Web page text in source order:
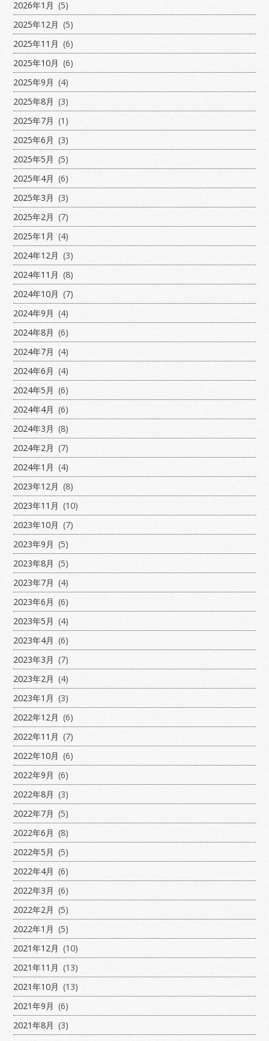
2026年1月 (5)
2025年12月 (5)
2025年11月 (6)
2025年10月 (6)
2025年9月 (4)
2025年8月 (3)
2025年7月 (1)
2025年6月 (3)
2025年5月 (5)
2025年4月 (6)
2025年3月 (3)
2025年2月 (7)
2025年1月 (4)
2024年12月 (3)
2024年11月 (8)
2024年10月 (7)
2024年9月 (4)
2024年8月 (6)
2024年7月 (4)
2024年6月 (4)
2024年5月 (6)
2024年4月 (6)
2024年3月 (8)
2024年2月 (7)
2024年1月 (4)
2023年12月 (8)
2023年11月 (10)
2023年10月 (7)
2023年9月 (5)
2023年8月 (5)
2023年7月 (4)
2023年6月 (6)
2023年5月 (4)
2023年4月 (6)
2023年3月 (7)
2023年2月 (4)
2023年1月 (3)
2022年12月 (6)
2022年11月 (7)
2022年10月 (6)
2022年9月 (6)
2022年8月 (3)
2022年7月 (5)
2022年6月 (8)
2022年5月 (5)
2022年4月 (6)
2022年3月 (6)
2022年2月 (5)
2022年1月 (5)
2021年12月 (10)
2021年11月 (13)
2021年10月 (13)
2021年9月 (6)
2021年8月 (3)